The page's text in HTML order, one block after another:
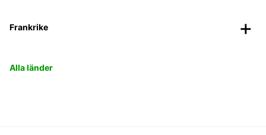
Frankrike
Alla länder